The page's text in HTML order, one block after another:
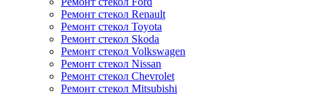
Ремонт стекол Renault
Ремонт стекол Toyota
Ремонт стекол Skoda
Ремонт стекол Volkswagen
Ремонт стекол Nissan
Ремонт стекол Chevrolet
Ремонт стекол Mitsubishi